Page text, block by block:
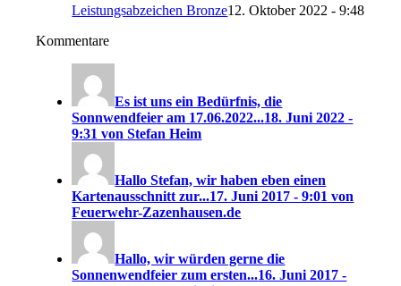
Leistungsabzeichen Bronze12. Oktober 2022 - 9:48
Kommentare
Es ist uns ein Bedürfnis, die
Sonnwendfeier am 17.06.2022...18. Juni 2022 -
9:31 von Stefan Heim
Hallo Stefan, wir haben eben einen
Kartenausschnitt zur...17. Juni 2017 - 9:01 von
Feuerwehr-Zazenhausen.de
Hallo, wir würden gerne die
Sonnenwendfeier zum ersten...16. Juni 2017 -